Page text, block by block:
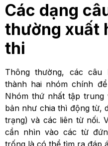
Các dạng
thường xuất
thi
Thông thường, các
thành hai nhóm chính
Nhóm thứ nhất tập
bản như chia thì động từ,
trạng) và các liên từ nối.
cần nhìn vào các từ